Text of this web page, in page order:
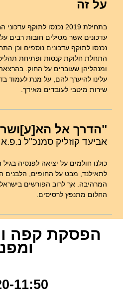
על זה
בתחילת 2019 נכנסו לתוקף
נכנסו לתוקף עדכונים נוספים וכן
התחלת חלוקת קנסות ופתיחת
ומנהליהן שעוברים על החוק.
עלינו להיערך להם, על מנת לעמוד
שירות מיטבי לעובדים מאידך.
"הדרך אל
אביעד קוזליק סמנכ"ל נ.פ.א
כולנו חולמים על יציאה לפנסיה
לתאילנד, מבט על החופים, הלבנים
המרהיבה. אך לרוב הפורשים
החלום מתנפץ לרסיסים.
הפסקת קפה
11:50